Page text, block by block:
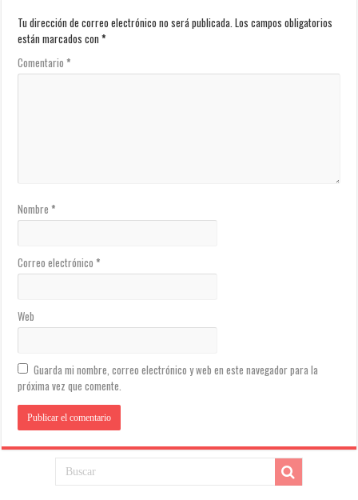
Tu dirección de correo electrónico no será publicada. Los campos obligatorios
están marcados con*
Comentario*
Nombre*
Correo electrónico*
Web
Guarda mi nombre, correo electrónico y web en este navegador para la
próxima vez que comente.